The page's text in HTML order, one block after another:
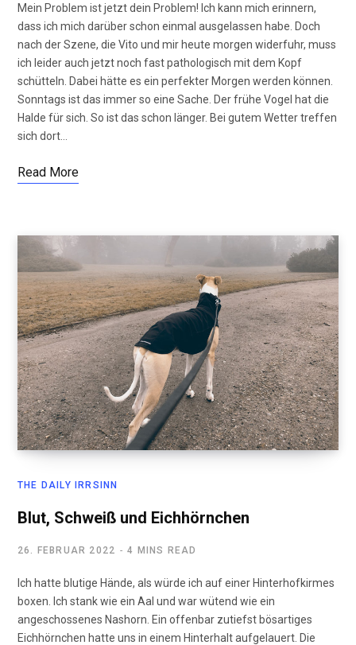
Mein Problem ist jetzt dein Problem! Ich kann mich erinnern,
dass ich mich darüber schon einmal ausgelassen habe. Doch
nach der Szene, die Vito und mir heute morgen widerfuhr, muss
ich leider auch jetzt noch fast pathologisch mit dem Kopf
schütteln. Dabei hätte es ein perfekter Morgen werden können.
Sonntags ist das immer so eine Sache. Der frühe Vogel hat die
Halde für sich. So ist das schon länger. Bei gutem Wetter treffen
sich dort…
Read More
THE DAILY IRRSINN
Blut, Schweiß und Eichhörnchen
26. FEBRUAR 2022 4 MINS READ
Ich hatte blutige Hände, als würde ich auf einer Hinterhofkirmes
boxen. Ich stank wie ein Aal und war wütend wie ein
angeschossenes Nashorn. Ein offenbar zutiefst bösartiges
Eichhörnchen hatte uns in einem Hinterhalt aufgelauert. Die